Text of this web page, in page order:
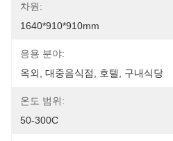
차원:
1640*910*910mm
응용 분야:
옥외, 대중음식점, 호텔, 구내식당
온도 범위:
50-300C